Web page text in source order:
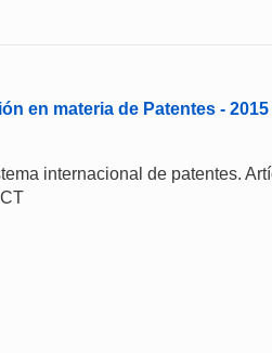
en materia de Patentes - 2015
internacional de patentes.